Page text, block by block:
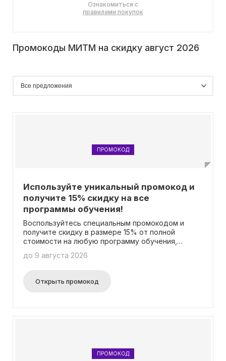
Ознакомиться с
правилами покупок
Промокоды МИТМ на скидку август 2026
ПРОМОКОД
Используйте уникальный промокод и
получите 15% скидку на все
программы обучения!
Воспользуйтесь специальным промокодом и
получите скидку в размере 15% от полной
стоимости на любую программу обучения,
до 9 августа 2026
Открыть промокод
ПРОМОКОД